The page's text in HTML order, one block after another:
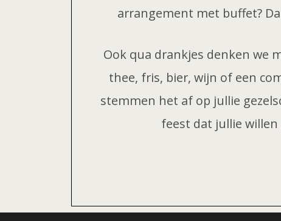
arrangement met buffet?
Ook qua drankjes denken we
thee, fris, bier, wijn of een
stemmen het af op jullie
feest dat jullie willen